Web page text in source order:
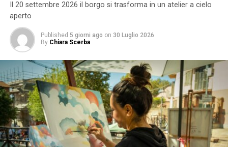
Il 20 settembre 2026 il borgo si trasforma in un atelier a cielo
aperto
Published 5 giorni ago on 30 Luglio 2026
By Chiara Scerba